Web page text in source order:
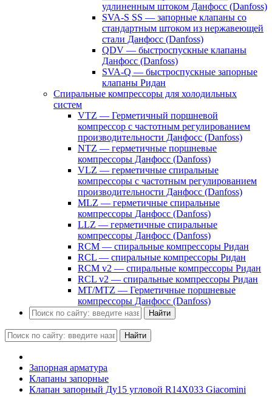
удлиненным штоком Данфосс (Danfoss)
SVA-S SS — запорные клапаны со
стандартным штоком из нержавеющей
стали Данфосс (Danfoss)
QDV — быстроспускные клапаны
Данфосс (Danfoss)
SVA-Q — быстроспускные запорные
клапаны Ридан
Спиральные компрессоры для холодильных
систем
VTZ — Герметичный поршневой
компрессор с частотным регулированием
производительности Данфосс (Danfoss)
NTZ — герметичные поршневые
компрессоры Данфосс (Danfoss)
VLZ — герметичные спиральные
компрессоры с частотным регулированием
производительности Данфосс (Danfoss)
MLZ — герметичные спиральные
компрессоры Данфосс (Danfoss)
LLZ — герметичные спиральные
компрессоры Данфосс (Danfoss)
RCM — спиральные компрессоры Ридан
RCL — спиральные компрессоры Ридан
RCM v2 — спиральные компрессоры Ридан
RCL v2 — спиральные компрессоры Ридан
MT/MTZ — Герметичные поршневые
компрессоры Данфосс (Danfoss)
Найти
Найти
Запорная арматура
Клапаны запорные
Клапан запорный Ду15 угловой R14X033 Giacomini